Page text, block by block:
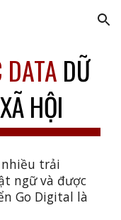
Skip to navigation
DỮ
HỘI
trải
ngữ và được
Go Digital là